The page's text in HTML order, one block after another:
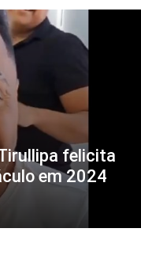
felicita
em 2024